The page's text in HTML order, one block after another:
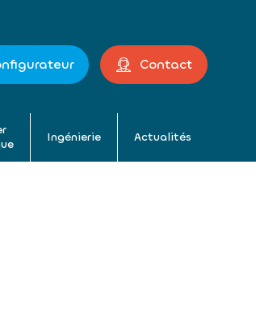
Contact
Ingénierie Actualités